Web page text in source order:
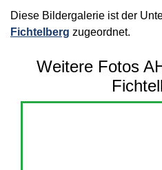
Diese Bildergalerie ist der
Fichtelberg zugeordnet.
Weitere Fotos